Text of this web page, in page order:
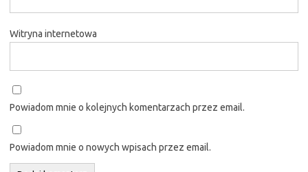
Witryna internetowa
Powiadom mnie o kolejnych komentarzach przez email.
Powiadom mnie o nowych wpisach przez email.